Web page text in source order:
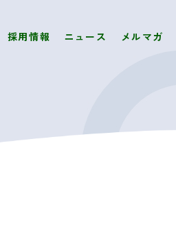
採用情報 ニュース メルマガ